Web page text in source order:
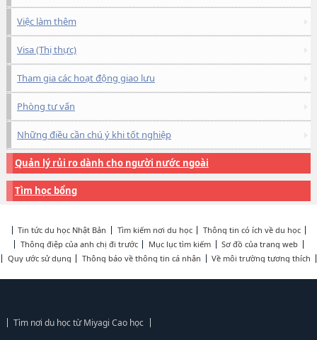
Việc làm thêm
Visa (Thị thực)
Tham gia các hoạt động giao lưu
Phòng tư vấn
Những điều cần chú ý khi tốt nghiệp
Quản lý rủi ro dành cho người nước ngoài
Tìm học bổng
Tin tức du học Nhật Bản Tìm kiếm nơi du học
Thông tin có ích về du học
Thông điệp của anh chị đi trước
Mục lục tìm kiếm
Sơ đồ của trang web
Quy ước sử dụng
Thông báo về thông tin cá nhân Về môi trường tương thích
Tìm nơi du học từ Miyagi Cao học